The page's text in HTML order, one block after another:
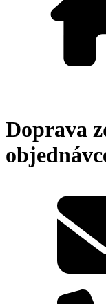
Doprava